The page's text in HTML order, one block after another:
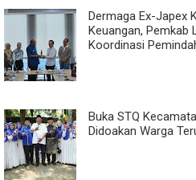
Dermaga Ex-Japex
Keuangan, Pemkab
Koordinasi
Buka STQ
Didoakan Warga